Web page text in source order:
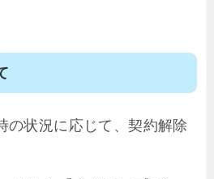
の状況に応じて、契約解除